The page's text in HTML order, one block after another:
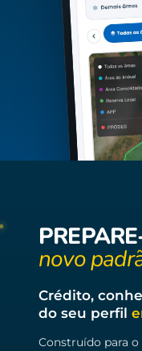
novo
Crédito,
do seu perfil
Construído para